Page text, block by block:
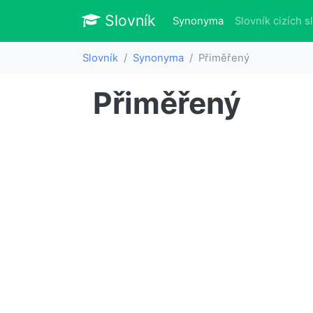
Slovník Slovník
Synonyma(aktuálně)
Slovník cizích
Slovník Synonyma Přiměřený
Přiměřený